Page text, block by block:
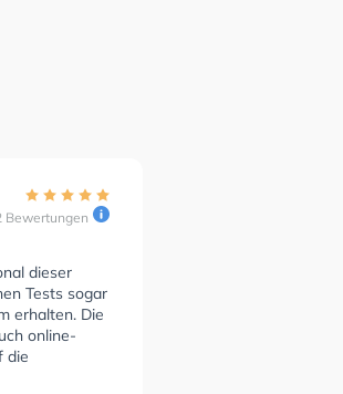
Bewertungen
dieser
Tests sogar
erhalten. Die
online-
die